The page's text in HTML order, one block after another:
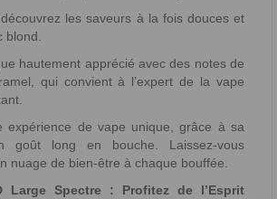
les saveurs à la fois douces et
blond.
hautement apprécié avec des notes de
qui convient à l’expert de la vape
expérience de vape unique, grâce à sa
goût long en bouche. Laissez-vous
nuage de bien-être à chaque bouffée.
Large Spectre : Profitez de l’Esprit